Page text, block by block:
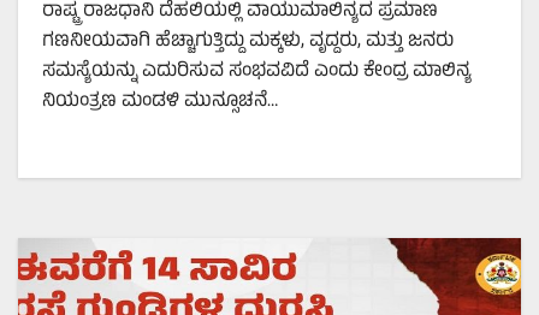
ರಾಷ್ಟ್ರ ರಾಜಧಾನಿ ದೆಹಲಿಯಲ್ಲಿ ವಾಯುಮಾಲಿನ್ಯದ ಪ್ರಮಾಣ
ಗಣನೀಯವಾಗಿ ಹೆಚ್ಚಾಗುತ್ತಿದ್ದು ಮಕ್ಕಳು, ವೃದ್ದರು, ಮತ್ತು ಜನರು
ಸಮಸ್ಯೆಯನ್ನು ಎದುರಿಸುವ ಸಂಭವವಿದೆ ಎಂದು ಕೇಂದ್ರ ಮಾಲಿನ್ಯ
ನಿಯಂತ್ರಣ ಮಂಡಳಿ ಮುನ್ಸೂಚನೆ…